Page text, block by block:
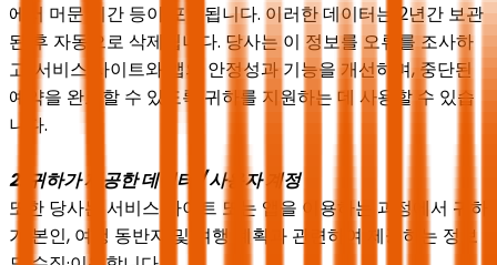
에서 머문 시간 등이 포함됩니다. 이러한 데이터는 2년간 보관
된 후 자동으로 삭제됩니다. 당사는 이 정보를 오류를 조사하
고, 서비스 사이트와 앱의 안정성과 기능을 개선하며, 중단된
예약을 완료할 수 있도록 귀하를 지원하는 데 사용할 수 있습
니다.
2. 귀하가 제공한 데이터 / 사용자 계정
또한 당사는 서비스 사이트 또는 앱을 이용하는 과정에서 귀하
가 본인, 여행 동반자 및 여행 계획과 관련하여 제공하는 정보